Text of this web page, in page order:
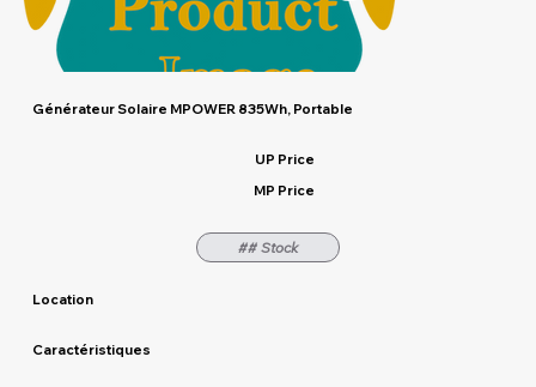
Générateur Solaire MPOWER 835Wh, Portable
UP Price
MP Price
## Stock
Location
Caractéristiques